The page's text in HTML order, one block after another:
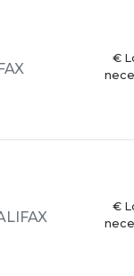
€
€